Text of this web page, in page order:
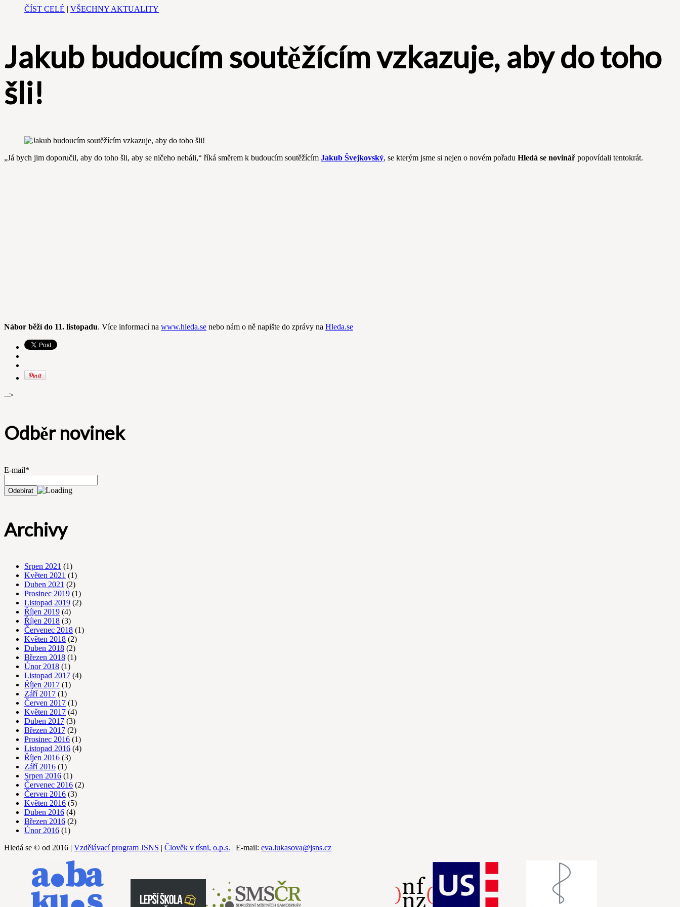
ČÍST CELÉ | VŠECHNY AKTUALITY
Jakub budoucím soutěžícím vzkazuje, aby do toho
šli!
„Já bych jim doporučil, aby do toho šli, aby se ničeho nebáli,“ říká směrem k budoucím soutěžícím Jakub Švejkovský, se kterým jsme si nejen o novém pořadu Hledá se novinář popovídali tentokrát.
Nábor běží do 11. listopadu. Více informací na www.hleda.se nebo nám o ně napište do zprávy na Hleda.se
-->
Odběr novinek
E-mail*
Archivy
Srpen 2021 (1)
Květen 2021 (1)
Duben 2021 (2)
Prosinec 2019 (1)
Listopad 2019 (2)
Říjen 2019 (4)
Říjen 2018 (3)
Červenec 2018 (1)
Květen 2018 (2)
Duben 2018 (2)
Březen 2018 (1)
Únor 2018 (1)
Listopad 2017 (4)
Říjen 2017 (1)
Září 2017 (1)
Červen 2017 (1)
Květen 2017 (4)
Duben 2017 (3)
Březen 2017 (2)
Prosinec 2016 (1)
Listopad 2016 (4)
Říjen 2016 (3)
Září 2016 (1)
Srpen 2016 (1)
Červenec 2016 (2)
Červen 2016 (3)
Květen 2016 (5)
Duben 2016 (4)
Březen 2016 (2)
Únor 2016 (1)
Hledá se © od 2016 | Vzdělávací program JSNS | Člověk v tísni, o.p.s. | E-mail: eva.lukasova@jsns.cz